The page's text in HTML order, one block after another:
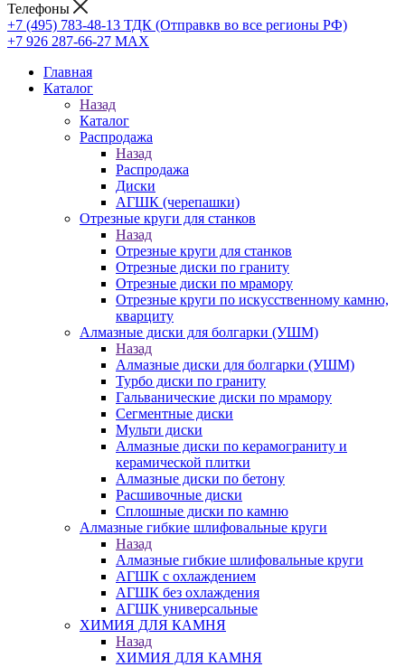
Телефоны
+7 (495) 783-48-13 ТДК (Отправкв во все регионы РФ)
+7 926 287-66-27 МАХ
Главная
Каталог
Назад
Каталог
Распродажа
Назад
Распродажа
Диски
АГШК (черепашки)
Отрезные круги для станков
Назад
Отрезные круги для станков
Отрезные диски по граниту
Отрезные диски по мрамору
Отрезные круги по искусственному камню,
кварциту
Алмазные диски для болгарки (УШМ)
Назад
Алмазные диски для болгарки (УШМ)
Турбо диски по граниту
Гальванические диски по мрамору
Сегментные диски
Мульти диски
Алмазные диски по керамограниту и
керамической плитки
Алмазные диски по бетону
Расшивочные диски
Сплошные диски по камню
Алмазные гибкие шлифовальные круги
Назад
Алмазные гибкие шлифовальные круги
АГШК с охлаждением
АГШК без охлаждения
АГШК универсальные
ХИМИЯ ДЛЯ КАМНЯ
Назад
ХИМИЯ ДЛЯ КАМНЯ